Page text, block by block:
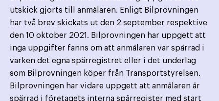
utskick gjorts till anmälaren. Enligt Bilprovningen
har två brev skickats ut den 2 september respektive
den 10 oktober 2021. Bilprovningen har uppgett att
inga uppgifter fanns om att anmälaren var spärrad i
varken det egna spärregistret eller i det underlag
som Bilprovningen köper från Transportstyrelsen.
Bilprovningen har vidare uppgett att anmälaren är
spärrad i företagets interna spärregister med start